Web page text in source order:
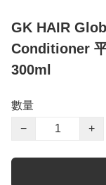
GK HAIR
Conditioner
300ml
數量
−
+